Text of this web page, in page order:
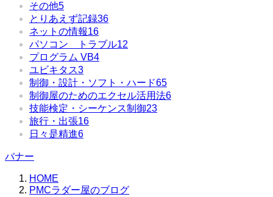
その他5
とりあえず記録36
ネットの情報16
パソコン トラブル12
プログラム VB4
ユビキタス3
制御・設計・ソフト・ハード65
制御屋のためのエクセル活用法6
技能検定・シーケンス制御23
旅行・出張16
日々是精進6
バナー
HOME
PMCラダー屋のブログ